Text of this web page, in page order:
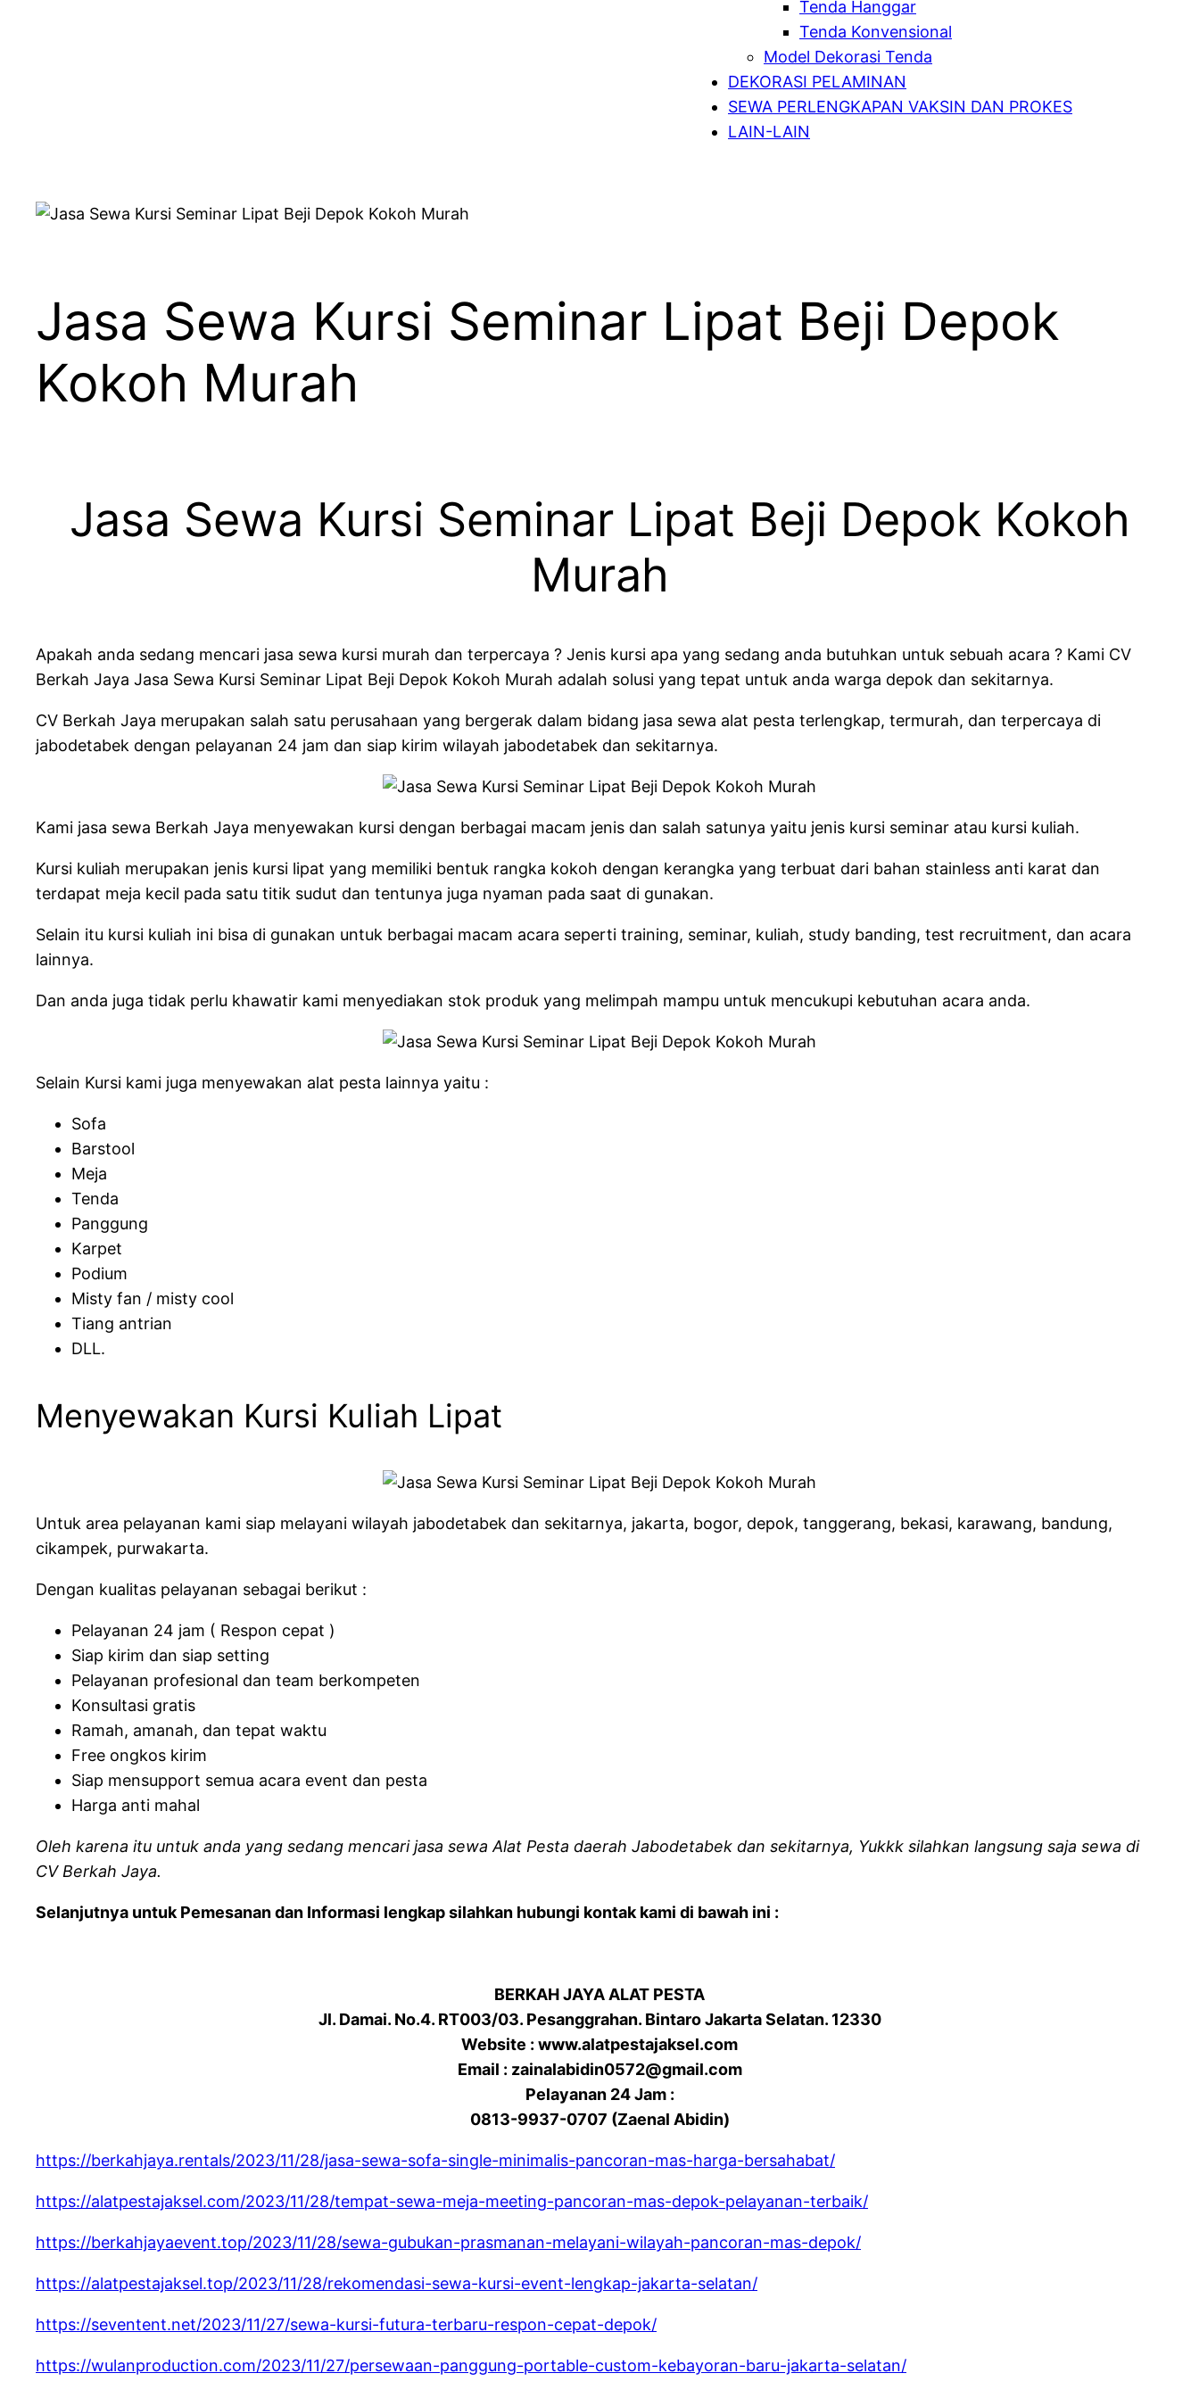
Tenda Hanggar
Tenda Konvensional
Model Dekorasi Tenda
DEKORASI PELAMINAN
SEWA PERLENGKAPAN VAKSIN DAN PROKES
LAIN-LAIN
Jasa Sewa Kursi Seminar Lipat Beji Depok
Kokoh Murah
Jasa Sewa Kursi Seminar Lipat Beji Depok Kokoh
Murah
Apakah anda sedang mencari jasa sewa kursi murah dan terpercaya ? Jenis kursi apa yang sedang anda butuhkan untuk sebuah acara ? Kami CV
Berkah Jaya Jasa Sewa Kursi Seminar Lipat Beji Depok Kokoh Murah adalah solusi yang tepat untuk anda warga depok dan sekitarnya.
CV Berkah Jaya merupakan salah satu perusahaan yang bergerak dalam bidang jasa sewa alat pesta terlengkap, termurah, dan terpercaya di
jabodetabek dengan pelayanan 24 jam dan siap kirim wilayah jabodetabek dan sekitarnya.
Kami jasa sewa Berkah Jaya menyewakan kursi dengan berbagai macam jenis dan salah satunya yaitu jenis kursi seminar atau kursi kuliah.
Kursi kuliah merupakan jenis kursi lipat yang memiliki bentuk rangka kokoh dengan kerangka yang terbuat dari bahan stainless anti karat dan
terdapat meja kecil pada satu titik sudut dan tentunya juga nyaman pada saat di gunakan.
Selain itu kursi kuliah ini bisa di gunakan untuk berbagai macam acara seperti training, seminar, kuliah, study banding, test recruitment, dan acara
lainnya.
Dan anda juga tidak perlu khawatir kami menyediakan stok produk yang melimpah mampu untuk mencukupi kebutuhan acara anda.
Selain Kursi kami juga menyewakan alat pesta lainnya yaitu :
Sofa
Barstool
Meja
Tenda
Panggung
Karpet
Podium
Misty fan / misty cool
Tiang antrian
DLL.
Menyewakan Kursi Kuliah Lipat
Untuk area pelayanan kami siap melayani wilayah jabodetabek dan sekitarnya, jakarta, bogor, depok, tanggerang, bekasi, karawang, bandung,
cikampek, purwakarta.
Dengan kualitas pelayanan sebagai berikut :
Pelayanan 24 jam ( Respon cepat )
Siap kirim dan siap setting
Pelayanan profesional dan team berkompeten
Konsultasi gratis
Ramah, amanah, dan tepat waktu
Free ongkos kirim
Siap mensupport semua acara event dan pesta
Harga anti mahal
Oleh karena itu untuk anda yang sedang mencari jasa sewa Alat Pesta daerah Jabodetabek dan sekitarnya, Yukkk silahkan langsung saja sewa di
CV Berkah Jaya.
Selanjutnya untuk Pemesanan dan Informasi lengkap silahkan hubungi kontak kami di bawah ini :
BERKAH JAYA ALAT PESTA
Jl. Damai. No.4. RT003/03. Pesanggrahan. Bintaro Jakarta Selatan. 12330
Website : www.alatpestajaksel.com
Email : zainalabidin0572@gmail.com
Pelayanan 24 Jam :
0813-9937-0707 (Zaenal Abidin)
https://berkahjaya.rentals/2023/11/28/jasa-sewa-sofa-single-minimalis-pancoran-mas-harga-bersahabat/
https://alatpestajaksel.com/2023/11/28/tempat-sewa-meja-meeting-pancoran-mas-depok-pelayanan-terbaik/
https://berkahjayaevent.top/2023/11/28/sewa-gubukan-prasmanan-melayani-wilayah-pancoran-mas-depok/
https://alatpestajaksel.top/2023/11/28/rekomendasi-sewa-kursi-event-lengkap-jakarta-selatan/
https://seventent.net/2023/11/27/sewa-kursi-futura-terbaru-respon-cepat-depok/
https://wulanproduction.com/2023/11/27/persewaan-panggung-portable-custom-kebayoran-baru-jakarta-selatan/